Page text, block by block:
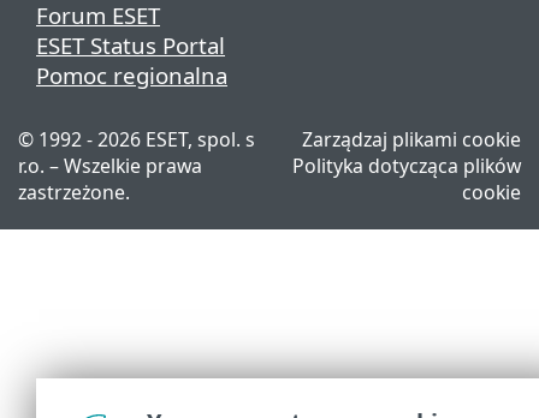
Forum ESET
ESET Status Portal
Pomoc regionalna
© 1992 - 2026 ESET, spol. s
r.o. – Wszelkie prawa
zastrzeżone.
Zarządzaj plikami cookie
Polityka dotycząca plików
cookie